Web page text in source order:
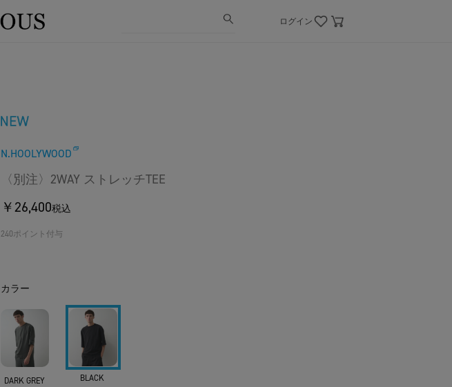
ログイン
N.HOOLYWOOD
〈別注〉2WAY ストレッチTEE
￥26,400税込
240ポイント付与
カラー
DARK GREY BLACK